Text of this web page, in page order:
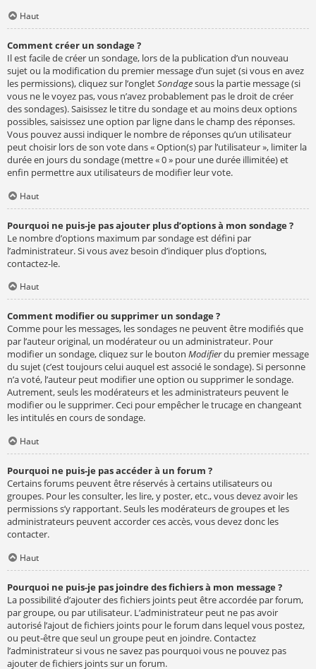
Haut
Comment créer un sondage ?
Il est facile de créer un sondage, lors de la publication d’un nouveau
sujet ou la modification du premier message d’un sujet (si vous en avez
les permissions), cliquez sur l’ongletSondagesous la partie message (si
vous ne le voyez pas, vous n’avez probablement pas le droit de créer
des sondages). Saisissez le titre du sondage et au moins deux options
possibles, saisissez une option par ligne dans le champ des réponses.
Vous pouvez aussi indiquer le nombre de réponses qu’un utilisateur
peut choisir lors de son vote dans « Option(s) par l’utilisateur », limiter la
durée en jours du sondage (mettre « 0 » pour une durée illimitée) et
enfin permettre aux utilisateurs de modifier leur vote.
Haut
Pourquoi ne puis-je pas ajouter plus d’options à mon sondage ?
Le nombre d’options maximum par sondage est défini par
l’administrateur. Si vous avez besoin d’indiquer plus d’options,
contactez-le.
Haut
Comment modifier ou supprimer un sondage ?
Comme pour les messages, les sondages ne peuvent être modifiés que
par l’auteur original, un modérateur ou un administrateur. Pour
modifier un sondage, cliquez sur le bouton Modifierdu premier message
du sujet (c’est toujours celui auquel est associé le sondage). Si personne
n’a voté, l’auteur peut modifier une option ou supprimer le sondage.
Autrement, seuls les modérateurs et les administrateurs peuvent le
modifier ou le supprimer. Ceci pour empêcher le trucage en changeant
les intitulés en cours de sondage.
Haut
Pourquoi ne puis-je pas accéder à un forum ?
Certains forums peuvent être réservés à certains utilisateurs ou
groupes. Pour les consulter, les lire, y poster, etc., vous devez avoir les
permissions s’y rapportant. Seuls les modérateurs de groupes et les
administrateurs peuvent accorder ces accès, vous devez donc les
contacter.
Haut
Pourquoi ne puis-je pas joindre des fichiers à mon message ?
La possibilité d’ajouter des fichiers joints peut être accordée par forum,
par groupe, ou par utilisateur. L’administrateur peut ne pas avoir
autorisé l’ajout de fichiers joints pour le forum dans lequel vous postez,
ou peut-être que seul un groupe peut en joindre. Contactez
l’administrateur si vous ne savez pas pourquoi vous ne pouvez pas
ajouter de fichiers joints sur un forum.